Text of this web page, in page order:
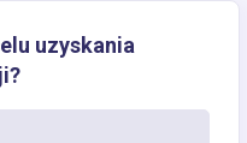
uzyskania